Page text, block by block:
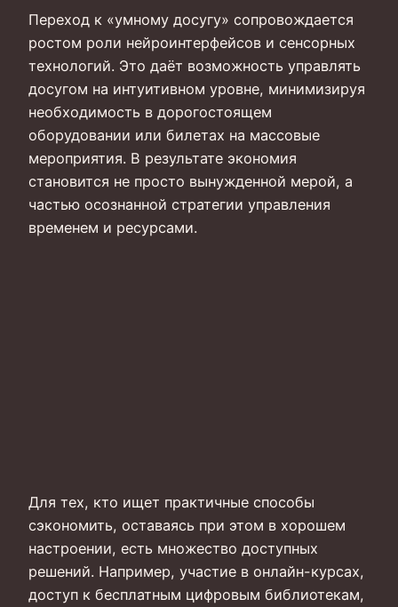
Переход к «умному досугу» сопровождается
ростом роли нейроинтерфейсов и сенсорных
технологий. Это даёт возможность управлять
досугом на интуитивном уровне, минимизируя
необходимость в дорогостоящем
оборудовании или билетах на массовые
мероприятия. В результате экономия
становится не просто вынужденной мерой, а
частью осознанной стратегии управления
временем и ресурсами.
Для тех, кто ищет практичные способы
сэкономить, оставаясь при этом в хорошем
настроении, есть множество доступных
решений. Например, участие в онлайн-курсах,
доступ к бесплатным цифровым библиотекам,